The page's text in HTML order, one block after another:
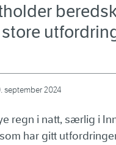
september 2024
regn i natt, særlig i
har gitt